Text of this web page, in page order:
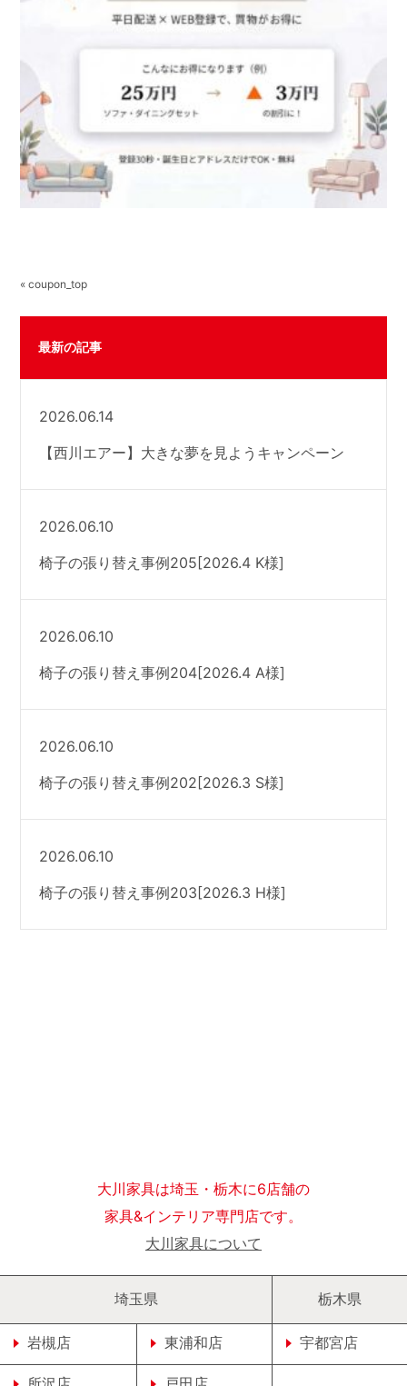
« coupon_top
最新の記事
2026.06.14
【西川エアー】大きな夢を見ようキャンペーン
2026.06.10
椅子の張り替え事例205[2026.4 K様]
2026.06.10
椅子の張り替え事例204[2026.4 A様]
2026.06.10
椅子の張り替え事例202[2026.3 S様]
2026.06.10
椅子の張り替え事例203[2026.3 H様]
大川家具は埼玉・栃木に6店舗の
家具&インテリア専門店です。
大川家具について
埼玉県
岩槻店 東浦和店
栃木県
宇都宮店